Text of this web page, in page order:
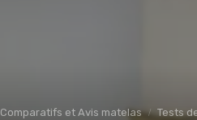
Comparatifs et Avis matelas Tests